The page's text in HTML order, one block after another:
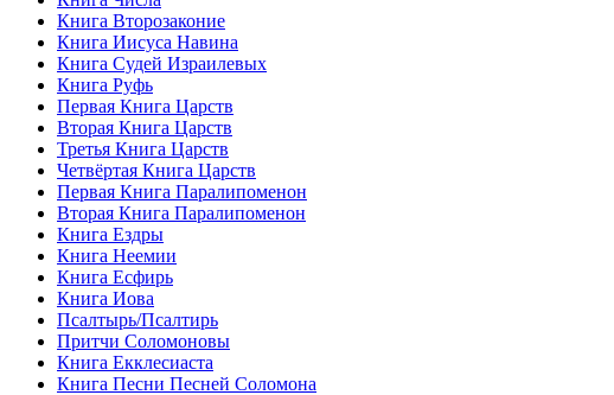
Книга Второзаконие
Книга Иисуса Навина
Книга Судей Израилевых
Книга Руфь
Первая Книга Царств
Вторая Книга Царств
Третья Книга Царств
Четвёртая Книга Царств
Первая Книга Паралипоменон
Вторая Книга Паралипоменон
Книга Ездры
Книга Неемии
Книга Есфирь
Книга Иова
Псалтырь/Псалтирь
Притчи Соломоновы
Книга Екклесиаста
Книга Песни Песней Соломона